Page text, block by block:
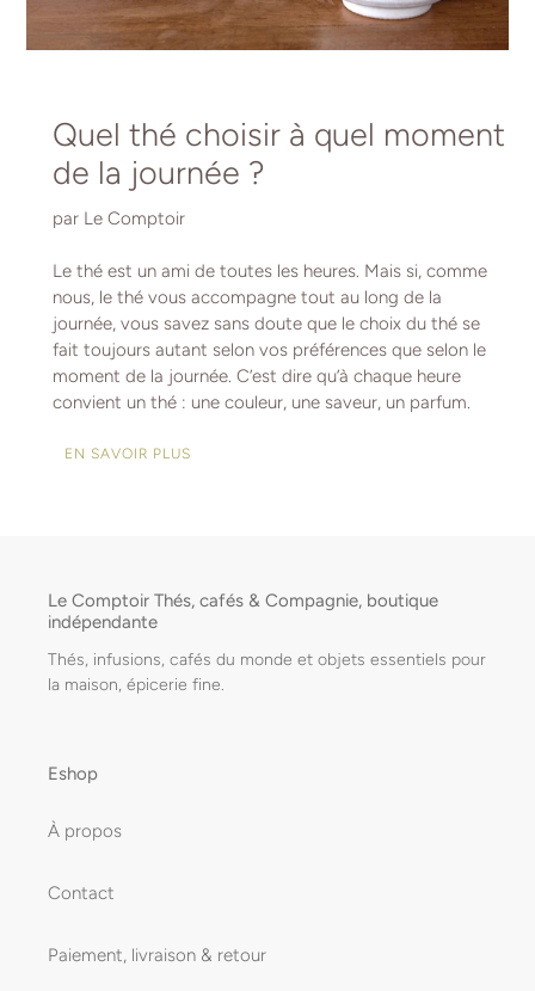
Quel thé choisir à quel moment
de la journée ?
par Le Comptoir
Le thé est un ami de toutes les heures. Mais si, comme
nous, le thé vous accompagne tout au long de la
journée, vous savez sans doute que le choix du thé se
fait toujours autant selon vos préférences que selon le
moment de la journée. C’est dire qu’à chaque heure
convient un thé : une couleur, une saveur, un parfum.
EN SAVOIR PLUS
Le Comptoir Thés, cafés & Compagnie, boutique
indépendante
Thés, infusions, cafés du monde et objets essentiels pour
la maison, épicerie fine.
Eshop
À propos
Contact
Paiement, livraison & retour